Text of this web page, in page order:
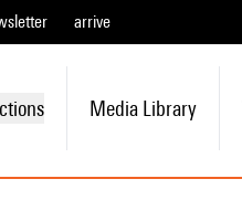
arrive
Media Library